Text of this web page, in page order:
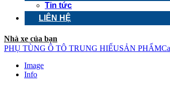
Tin tức
LIÊN HỆ
Nhà xe của bạn
PHỤ TÙNG Ô TÔ TRUNG HIẾUSẢN PHẨM
Image
Info